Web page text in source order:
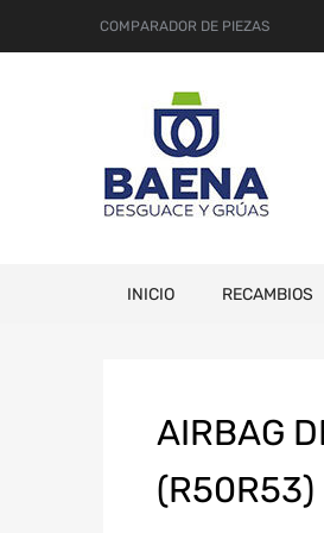
COMPARADOR DE PIEZAS
INICIO RECAMBIOS
AIRBAG
(R50R53)